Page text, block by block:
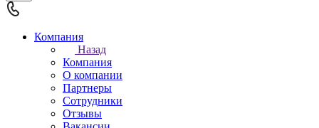
Компания
Назад
Компания
О компании
Партнеры
Сотрудники
Отзывы